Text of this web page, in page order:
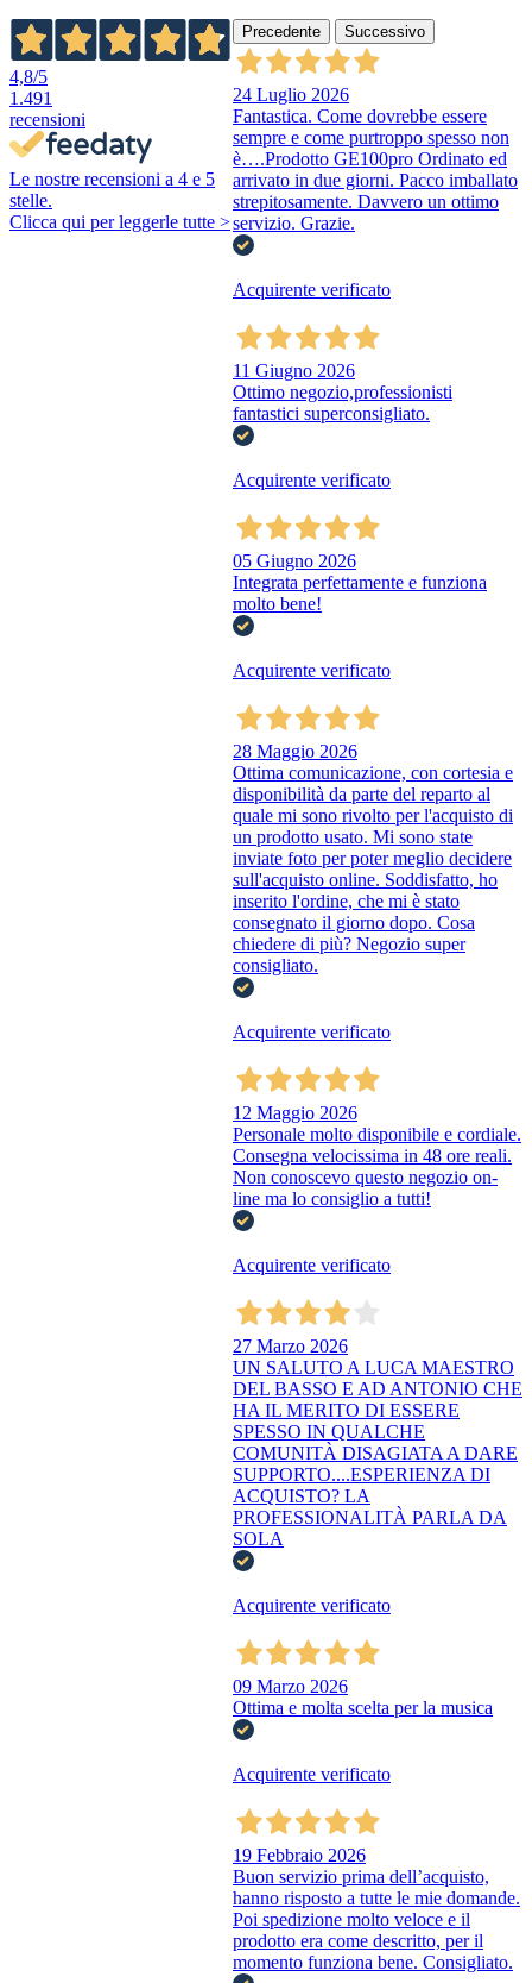
4,8/5
1.491
recensioni
Le nostre recensioni a 4 e 5
stelle.
Clicca qui per leggerle tutte >
Precedente Successivo
24 Luglio 2026
Fantastica. Come dovrebbe essere
sempre e come purtroppo spesso non
è….Prodotto GE100pro Ordinato ed
arrivato in due giorni. Pacco imballato
strepitosamente. Davvero un ottimo
servizio. Grazie.
Acquirente verificato
11 Giugno 2026
Ottimo negozio,professionisti
fantastici superconsigliato.
Acquirente verificato
05 Giugno 2026
Integrata perfettamente e funziona
molto bene!
Acquirente verificato
28 Maggio 2026
Ottima comunicazione, con cortesia e
disponibilità da parte del reparto al
quale mi sono rivolto per l'acquisto di
un prodotto usato. Mi sono state
inviate foto per poter meglio decidere
sull'acquisto online. Soddisfatto, ho
inserito l'ordine, che mi è stato
consegnato il giorno dopo. Cosa
chiedere di più? Negozio super
consigliato.
Acquirente verificato
12 Maggio 2026
Personale molto disponibile e cordiale.
Consegna velocissima in 48 ore reali.
Non conoscevo questo negozio on-
line ma lo consiglio a tutti!
Acquirente verificato
27 Marzo 2026
UN SALUTO A LUCA MAESTRO
DEL BASSO E AD ANTONIO CHE
HA IL MERITO DI ESSERE
SPESSO IN QUALCHE
COMUNITÀ DISAGIATA A DARE
SUPPORTO....ESPERIENZA DI
ACQUISTO? LA
PROFESSIONALITÀ PARLA DA
SOLA
Acquirente verificato
09 Marzo 2026
Ottima e molta scelta per la musica
Acquirente verificato
19 Febbraio 2026
Buon servizio prima dell’acquisto,
hanno risposto a tutte le mie domande.
Poi spedizione molto veloce e il
prodotto era come descritto, per il
momento funziona bene. Consigliato.